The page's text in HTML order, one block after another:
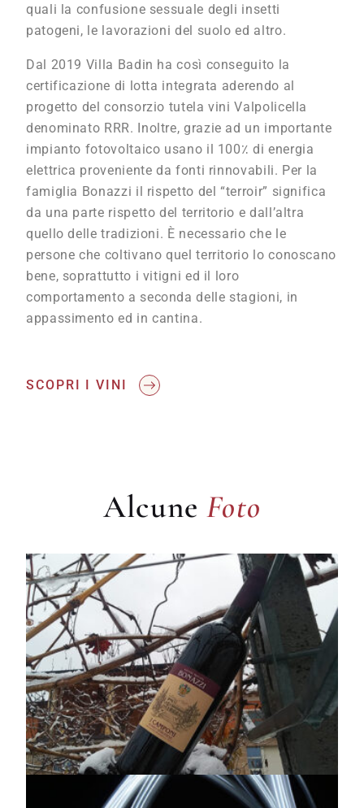
quali la confusione sessuale degli insetti
patogeni, le lavorazioni del suolo ed altro.
Dal 2019 Villa Badin ha così conseguito la
certificazione di lotta integrata aderendo al
progetto del consorzio tutela vini Valpolicella
denominato RRR. Inoltre, grazie ad un importante
impianto fotovoltaico usano il 100٪ di energia
elettrica proveniente da fonti rinnovabili. Per la
famiglia Bonazzi il rispetto del “terroir” significa
da una parte rispetto del territorio e dall’altra
quello delle tradizioni. È necessario che le
persone che coltivano quel territorio lo conoscano
bene, soprattutto i vitigni ed il loro
comportamento a seconda delle stagioni, in
appassimento ed in cantina.
SCOPRI I VINI
Alcune Foto